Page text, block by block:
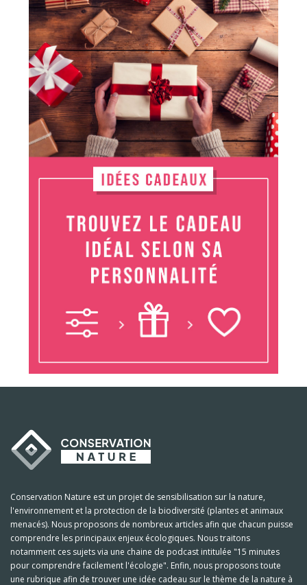
Conservation Nature est un projet de sensibilisation sur la nature,
l'environnement et la protection de la biodiversité (plantes et animaux
menacés). Nous proposons de nombreux articles afin que chacun puisse
comprendre les principaux enjeux écologiques. Nous traitons
notamment ces sujets via une chaine de podcast intitulée "15 minutes
pour comprendre facilement l'écologie". Enfin, nous proposons toute
une rubrique afin de trouver une idée cadeau sur le thème de la nature à